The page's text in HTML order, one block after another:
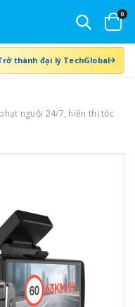
0
thành đại lý TechGlobal
nguội 24/7, hiển thị tốc